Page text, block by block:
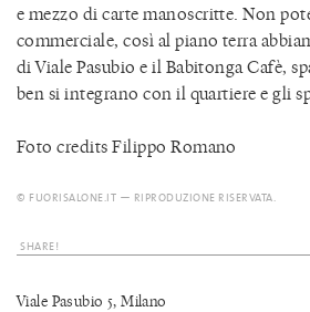
e mezzo di carte manoscritte. Non
commerciale, così al piano terra
di Viale Pasubio e il Babitonga Cafè,
ben si integrano con il quartiere e gli
Foto credits Filippo Romano
© FUORISALONE.IT — RIPRODUZIONE RISERVATA.
SHARE!
Viale Pasubio 5, Milano